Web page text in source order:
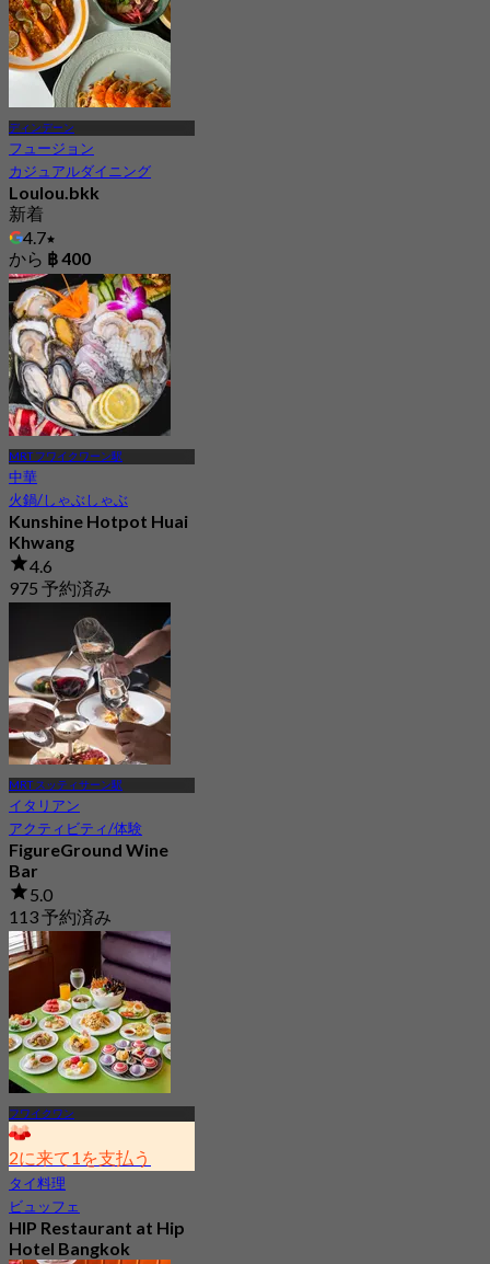
ディンデーン
フュージョン
カジュアルダイニング
Loulou.bkk
新着
4.7
から ฿ 400
MRT フワイクワーン駅
中華
火鍋/しゃぶしゃぶ
Kunshine Hotpot Huai
Khwang
4.6
975 予約済み
MRT スッティサーン駅
イタリアン
アクティビティ/体験
FigureGround Wine
Bar
5.0
113 予約済み
から฿ 374.75
フワイクワン
2に来て1を支払う
タイ料理
ビュッフェ
HIP Restaurant at Hip
Hotel Bangkok